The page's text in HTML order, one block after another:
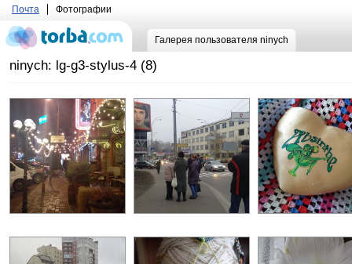
Почта Фотографии
Галерея пользователя ninych
ninych: lg-g3-stylus-4 (8)